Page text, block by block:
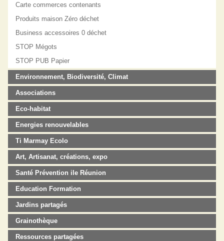
Carte commerces contenants
Produits maison Zéro déchet
Business accessoires 0 déchet
STOP Mégots
STOP PUB Papier
Environnement, Biodiversité, Climat
Associations
Eco-habitat
Energies renouvelables
Ti Marmay Ecolo
Art, Artisanat, créations, expo
Santé Prévention ile Réunion
Education Formation
Jardins partagés
Grainothèque
Ressources partagées